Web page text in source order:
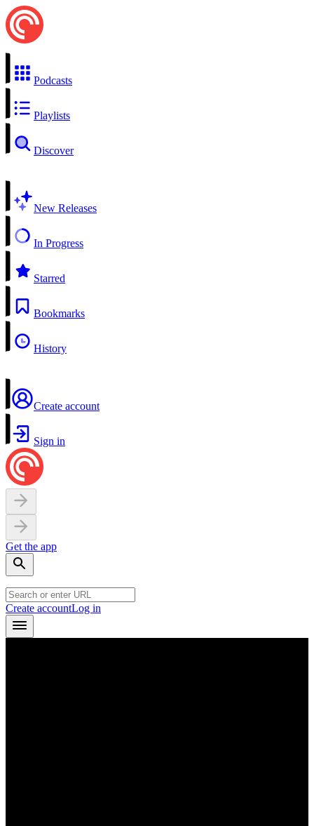
Podcasts
Playlists
Discover
New Releases
In Progress
Starred
Bookmarks
History
Create account
Sign in
Get the app
Create accountLog in